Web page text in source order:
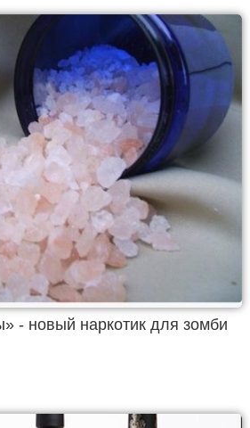
- новый наркотик для зомби